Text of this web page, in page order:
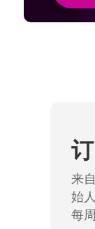
来
始
每